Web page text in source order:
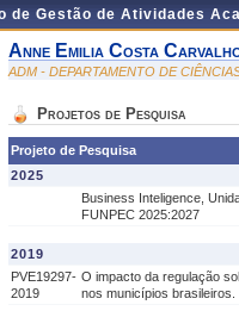
de Gestão de Atividades
Anne Emilia Costa
ADM - DEPARTAMENTO DE
Projetos de Pesquisa
Projeto de Pesquisa
2025
Business Inteligence,
FUNPEC 2025:2027
2019
PVE19297-
2019
O impacto da regulação
nos municípios brasileiros.